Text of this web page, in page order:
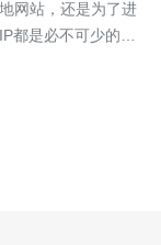
网站，还是为了进
都是必不可少的步